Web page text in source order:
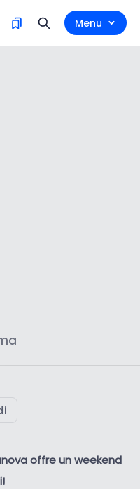
Menu
offre un weekend